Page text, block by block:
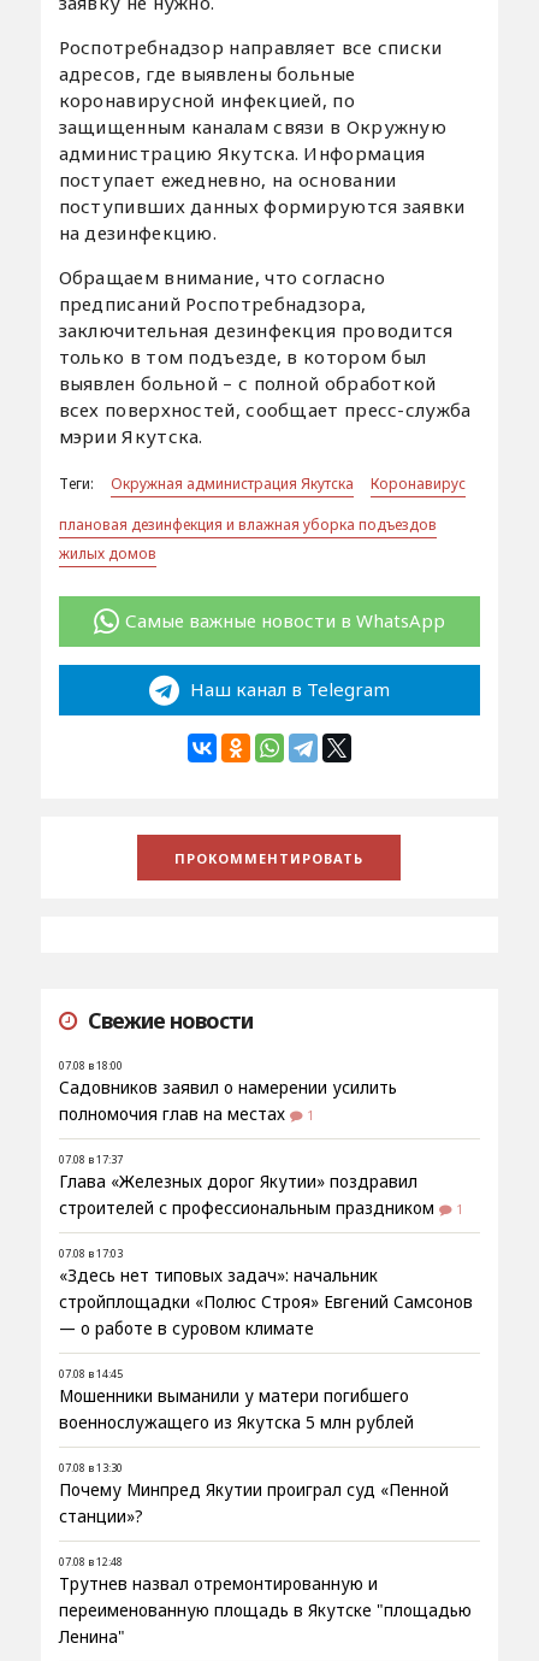
Роспотребнадзор направляет все списки
адресов, где выявлены больные
коронавирусной инфекцией, по
защищенным каналам связи в Окружную
администрацию Якутска. Информация
поступает ежедневно, на основании
поступивших данных формируются заявки
на дезинфекцию.
Обращаем внимание, что согласно
предписаний Роспотребнадзора,
заключительная дезинфекция проводится
только в том подъезде, в котором был
выявлен больной – с полной обработкой
всех поверхностей, сообщает пресс-служба
мэрии Якутска.
Теги: Окружная администрация Якутска
Коронавирус
плановая дезинфекция и влажная уборка подъездов
жилых домов
Самые важные новости в WhatsApp
Наш канал в Telegram
Свежие новости
07.08 в 18:00
Садовников заявил о намерении усилить
полномочия глав на местах
1
07.08 в 17:37
Глава «Железных дорог Якутии» поздравил
строителей с профессиональным праздником
1
07.08 в 17:03
«Здесь нет типовых задач»: начальник
стройплощадки «Полюс Строя» Евгений Самсонов
— о работе в суровом климате
07.08 в 14:45
Мошенники выманили у матери погибшего
военнослужащего из Якутска 5 млн рублей
07.08 в 13:30
Почему Минпред Якутии проиграл суд «Пенной
станции»?
07.08 в 12:48
Трутнев назвал отремонтированную и
переименованную площадь в Якутске "площадью
Ленина"